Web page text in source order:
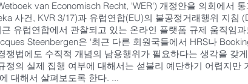
van Economisch Recht, 'WER') 개정안을 의회에서
사건, KVR 3/17)과 유럽연합(EU)의 불공정거래행위 지침
유럽연합에서 관찰되고 있는 온라인 플랫폼 규제 움직임
Steenbergen은 ‘최근 다른 회원국들에서 HRS나
법에도 수직적 개념의 남용행위가 필요하다는 생각을 갖
정의 실제 집행 여부에 대해서는 섣불리 예단하기 어렵지만
대해서 살펴보도록 한다. ...